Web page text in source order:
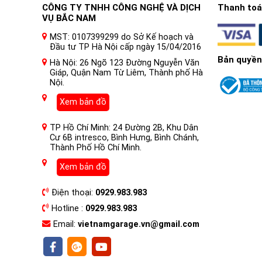
I. Nội thất xe ô tô là gì ?
Nội thất ô tô là phần bên trong của chiếc xe, bao
thống giải trí, đèn chiếu sáng, tay lái, các hộp để đồ,
Nội thất ô tô được thiết kế để cung cấp sự thoải mái
ngồi 1 chiếc xe có trị giá khoảng 500 triệu và ngồi 1
thất ô tô thường được sản xuất với nhiều loại vật liệu
Dán PPF nội thất ô tô là dán các miếng phim PPF
được cấu tạo chủ yếu từ polyurethane và urethane,
Phim PPF Z&O có độ bền cao, khả năng chống
không chỉ giữ gìn độ bóng và màu sắc nguyên bản
CÔNG TY TNHH CÔNG NGHỆ VÀ DỊCH
VỤ BẮC NAM
MST: 0107399299 do Sở Kế hoạch và
Đầu tư TP Hà Nội cấp ngày 15/04/2016
Hà Nội: 26 Ngõ 123 Đường Nguyễn Văn
Giáp, Quận Nam Từ Liêm, Thành phố Hà
Nội.
Xem bản đồ
TP Hồ Chí Minh: 24 Đường 2B, Khu Dân
Cư 6B intresco, Bình Hưng, Bình Chánh,
Thành Phố Hồ Chí Minh.
Xem bản đồ
Điện thoại: 0929.983.983
Hotline : 0929.983.983
Email: vietnamgarage.vn@gmail.com
Thanh
Bản